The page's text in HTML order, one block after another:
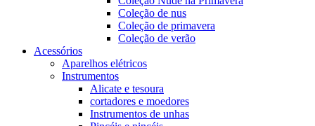
Coleção de nus
Coleção de primavera
Coleção de verão
Acessórios
Aparelhos elétricos
Instrumentos
Alicate e tesoura
cortadores e moedores
Instrumentos de unhas